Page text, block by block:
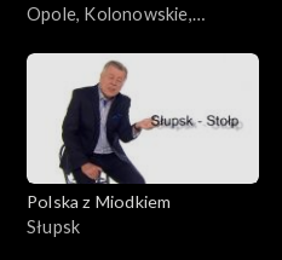
Opole, Kolonowskie,
Polska z Miodkiem
Słupsk